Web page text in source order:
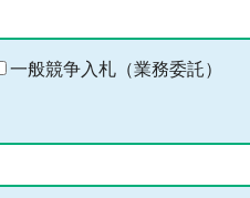
一般競争入札（業務委託）